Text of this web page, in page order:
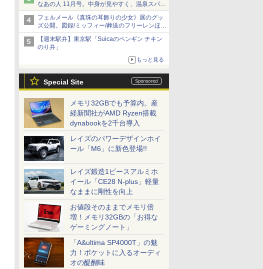
なあの人 11月号。中身が見やすく、温泉スパに
も使える
フェルメール《真珠の耳飾りの少女》展のグッ
ズ公開。図録/ミッフィー/葬送のフリーレンほ
か、注目ブランドコラボが実現
【週末駅弁】東京駅「Suicaのペンギン チキン
のり弁」
もっと見る
Special Site
メモリ32GBでも予算内。産
経新聞社がAMD Ryzen搭載
dynabookを2千台導入
レイズのパワーデザインホイ
ール「M6」に新色登場!!
レイズ鍛造1ピースアルミホ
イール「CE28 N-plus」軽量
なままに剛性を向上
お値段そのままでメモリ倍
増！メモリ32GBの「お得な
ゲーミングノート」
「A&ultima SP4000T」の魅
力！ポケットに入るオーディ
オの醍醐味